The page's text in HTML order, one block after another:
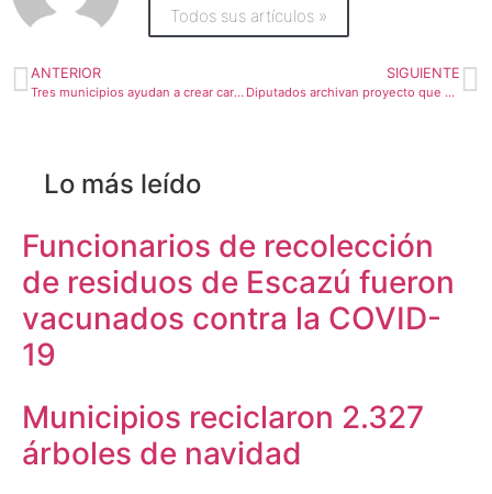
Todos sus artículos »
ANTERIOR
Tres municipios ayudan a crear carreteras que integran a peatones y ciclistas
SIGUIENTE
Diputados archivan proyecto que procuraba ampliar la autonomía del régimen municipal
Lo más leído
Funcionarios de recolección
de residuos de Escazú fueron
vacunados contra la COVID-
19
Municipios reciclaron 2.327
árboles de navidad